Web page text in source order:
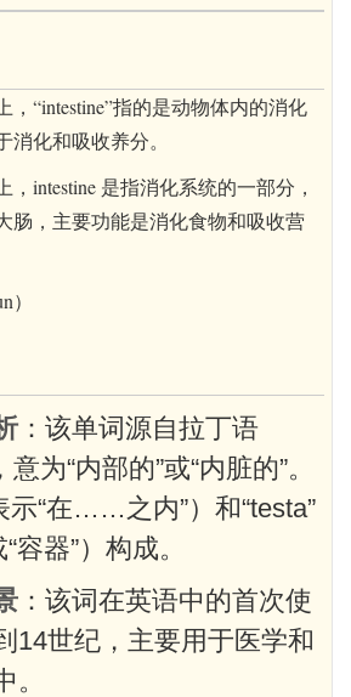
，“intestine”指的是动物体内的消化
化和吸收养分。
，intestine 是指消化系统的一部分，
肠，主要功能是消化食物和吸收营
）
：该单词源自拉丁语
为“内部的”或“内脏的”。
示“在……之内”）和“testa”
“容器”）构成。
：该词在英语中的首次使
14世纪，主要用于医学和